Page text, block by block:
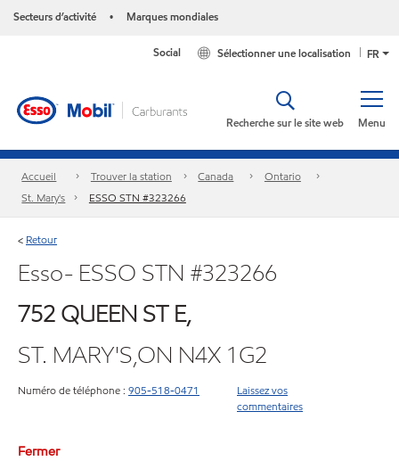
Secteurs d’activité • Marques mondiales
FR
Sélectionner une localisation
Social
Menu
Recherche sur le site web
Accueil Trouver la station Canada
Ontario
St. Mary's
ESSO STN #323266
< Retour
Esso- ESSO STN #323266
752 QUEEN ST E,
ST. MARY'S,ON N4X 1G2
Numéro de téléphone : 905-518-0471
Laissez vos
commentaires
Fermer